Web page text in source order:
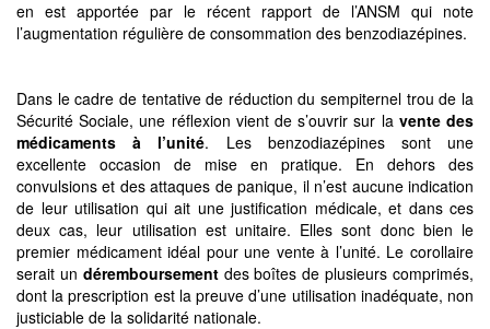
en est apportée par le récent rapport de l’ANSM qui note
l’augmentation régulière de consommation des benzodiazépines.
Dans le cadre de tentative de réduction du sempiternel trou de la
Sécurité Sociale, une réflexion vient de s’ouvrir sur la vente des
médicaments à l’unité. Les benzodiazépines sont une
excellente occasion de mise en pratique. En dehors des
convulsions et des attaques de panique, il n’est aucune indication
de leur utilisation qui ait une justification médicale, et dans ces
deux cas, leur utilisation est unitaire. Elles sont donc bien le
premier médicament idéal pour une vente à l’unité. Le corollaire
serait un déremboursementdes boîtes de plusieurs comprimés,
dont la prescription est la preuve d’une utilisation inadéquate, non
justiciable de la solidarité nationale.